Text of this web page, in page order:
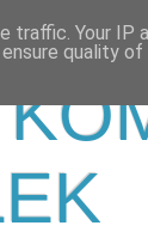
Your IP
quality of